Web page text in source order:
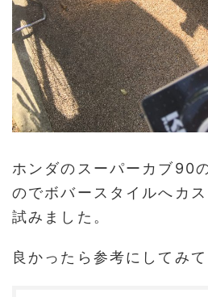
ホンダのスーパーカブ90
のでボバースタイルへカ
試みました。
良かったら参考にしてみて